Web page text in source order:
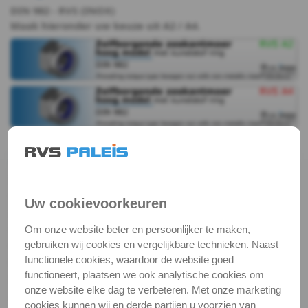
982
DIN
982
-
982
-
A4
DIN
DIN 982 - RVS (INOX)
Maak hieronder uw keuze uit A2 / A4.
Zelfborgende zeskantmoer | DIN 982
verschil met de zelfborgende zeskantmoer DIN 985 is
dat DIN 982 meer hoogte heeft. Beide zelfborgende
moeren hebben dezelfde werking, waarbij de borging
wordt bereikt middels een kunststof ring aan de
binnenzijde van de moer. DIN 982 heeft in het
internationale stelsel de aanduiding ISO 7040.
Zelfborgende moeren hebben weerstand bij het
Uw cookievoorkeuren
Om onze website beter en persoonlijker te maken,
gebruiken wij cookies en vergelijkbare technieken. Naast
functionele cookies, waardoor de website goed
functioneert, plaatsen we ook analytische cookies om
onze website elke dag te verbeteren. Met onze marketing
cookies kunnen wij en derde partijen u voorzien van